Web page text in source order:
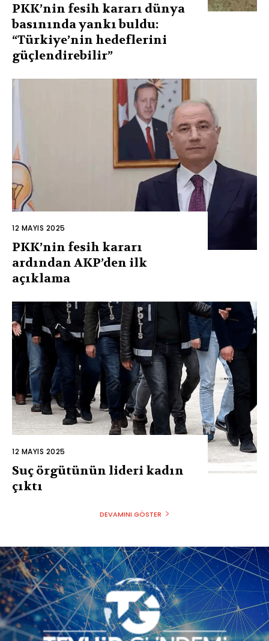
PKK’nin fesih kararı dünya
basınında yankı buldu:
“Türkiye’nin hedeflerini
güçlendirebilir”
12 MAYIS 2025
PKK’nin fesih kararı
ardından AKP’den ilk
açıklama
12 MAYIS 2025
Suç örgütünün lideri kadın
çıktı
DEVAMINI GÖSTER